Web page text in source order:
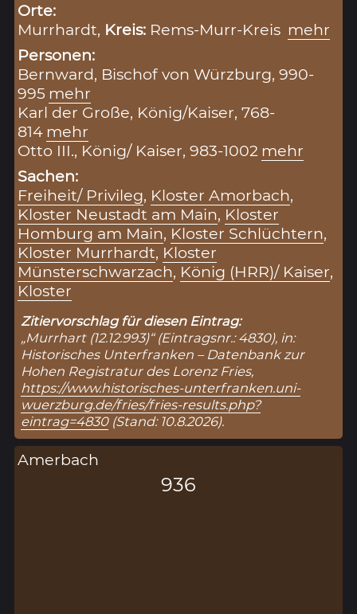
Orte:
Murrhardt, Kreis: Rems-Murr-Kreis mehr
Personen:
Bernward, Bischof von Würzburg, 990-
995 mehr
Karl der Große, König/Kaiser, 768-
814 mehr
Otto III., König/ Kaiser, 983-1002 mehr
Sachen:
Freiheit/ Privileg, Kloster Amorbach,
Kloster Neustadt am Main, Kloster
Homburg am Main, Kloster Schlüchtern,
Kloster Murrhardt, Kloster
Münsterschwarzach, König (HRR)/ Kaiser,
Kloster
Zitiervorschlag für diesen Eintrag:
„Murrhart (12.12.993)“ (Eintragsnr.: 4830), in:
Historisches Unterfranken – Datenbank zur
Hohen Registratur des Lorenz Fries,
https://www.historisches-unterfranken.uni-
wuerzburg.de/fries/fries-results.php?
eintrag=4830(Stand: 10.8.2026).
Amerbach
936